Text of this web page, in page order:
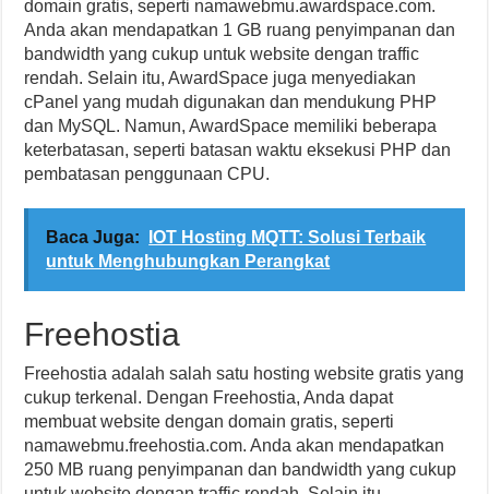
domain gratis, seperti namawebmu.awardspace.com.
Anda akan mendapatkan 1 GB ruang penyimpanan dan
bandwidth yang cukup untuk website dengan traffic
rendah. Selain itu, AwardSpace juga menyediakan
cPanel yang mudah digunakan dan mendukung PHP
dan MySQL. Namun, AwardSpace memiliki beberapa
keterbatasan, seperti batasan waktu eksekusi PHP dan
pembatasan penggunaan CPU.
Baca Juga:
IOT Hosting MQTT: Solusi Terbaik
untuk Menghubungkan Perangkat
Freehostia
Freehostia adalah salah satu hosting website gratis yang
cukup terkenal. Dengan Freehostia, Anda dapat
membuat website dengan domain gratis, seperti
namawebmu.freehostia.com. Anda akan mendapatkan
250 MB ruang penyimpanan dan bandwidth yang cukup